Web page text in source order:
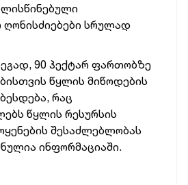
ღონისძიებები სრულად
90 ჰექტარ ფართობზე
წყლის მიწოდების
რაც
წყლის რესურსის
შესაძლებლობას
ინფორმაციაში.